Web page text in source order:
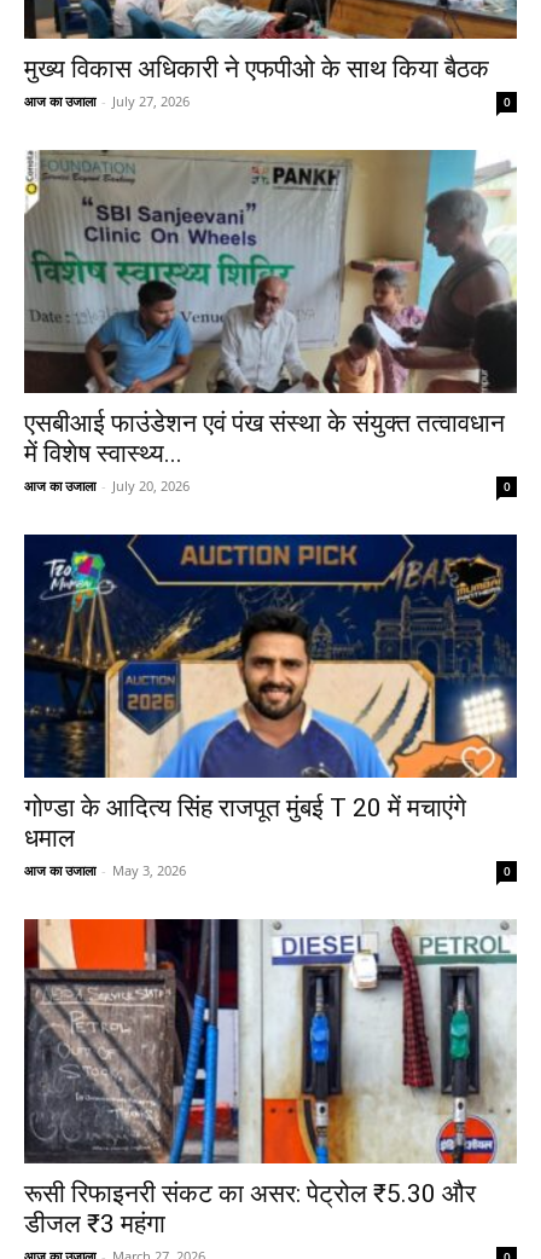
मुख्य विकास अधिकारी ने एफपीओ के साथ किया बैठक
आज का उजाला - July 27, 2026 0
एसबीआई फाउंडेशन एवं पंख संस्था के संयुक्त तत्वावधान
में विशेष स्वास्थ्य...
आज का उजाला - July 20, 2026 0
गोण्डा के आदित्य सिंह राजपूत मुंबई T 20 में मचाएंगे
धमाल
आज का उजाला - May 3, 2026 0
रूसी रिफाइनरी संकट का असर: पेट्रोल ₹5.30 और
डीजल ₹3 महंगा